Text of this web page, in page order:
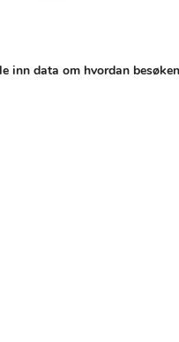
data om hvordan